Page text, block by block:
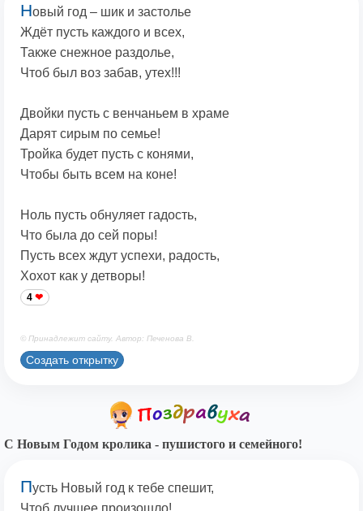
Новый год – шик и застолье
Ждёт пусть каждого и всех,
Также снежное раздолье,
Чтоб был воз забав, утех!!!
Двойки пусть с венчаньем в храме
Дарят сирым по семье!
Тройка будет пусть с конями,
Чтобы быть всем на коне!
Ноль пусть обнуляет гадость,
Что была до сей поры!
Пусть всех ждут успехи, радость,
Хохот как у детворы!
4
© Принадлежит сайту. Автор: Печенова В.
Создать открытку
С Новым Годом кролика - пушистого и семейного!
Пусть Новый год к тебе спешит,
Чтоб лучшее произошло!